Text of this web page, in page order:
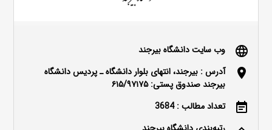
language وب سایت دانشگاه بیرجند
location_on
آدرس : بیرجند، انتهای بلوار دانشگاه ـ پردیس دانشگاه
بیرجند صندوق پستی: ۶۱۵/۹۷۱۷۵
event_note تعداد مطالب : 3684